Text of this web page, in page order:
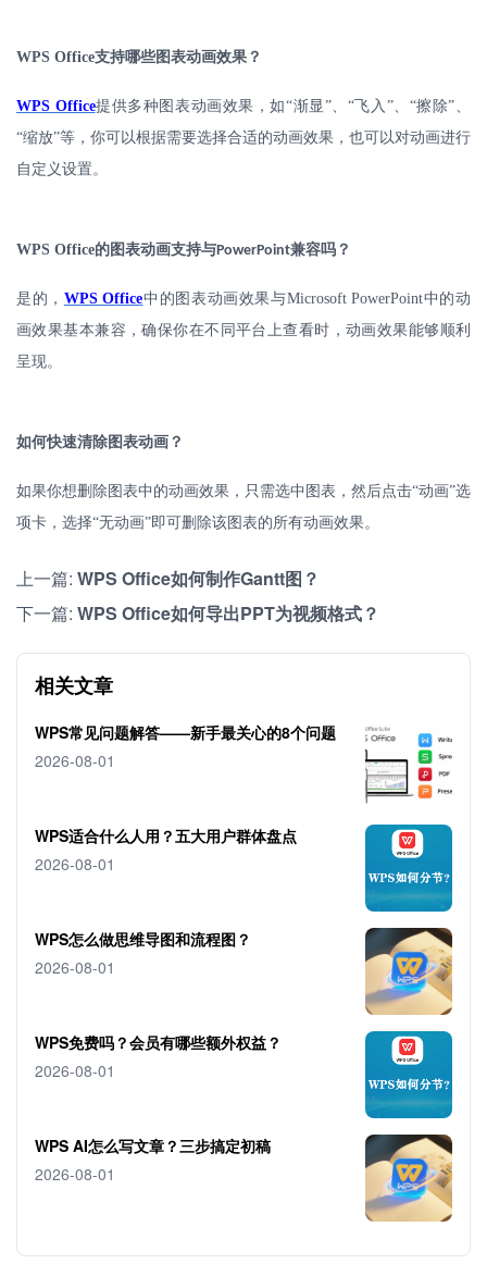
WPS Office支持哪些图表动画效果？
WPS Office提供多种图表动画效果，如“渐显”、“飞入”、“擦除”、
“缩放”等，你可以根据需要选择合适的动画效果，也可以对动画进行
自定义设置。
WPS Office的图表动画支持与PowerPoint兼容吗？
是的， WPS Office中的图表动画效果与Microsoft PowerPoint中的动
画效果基本兼容，确保你在不同平台上查看时，动画效果能够顺利
呈现。
如何快速清除图表动画？
如果你想删除图表中的动画效果，只需选中图表，然后点击“动画”选
项卡，选择“无动画”即可删除该图表的所有动画效果。
上一篇: WPS Office如何制作Gantt图？
下一篇: WPS Office如何导出PPT为视频格式？
相关文章
WPS常见问题解答——新手最关心的8个问题
2026-08-01
WPS适合什么人用？五大用户群体盘点
2026-08-01
WPS怎么做思维导图和流程图？
2026-08-01
WPS免费吗？会员有哪些额外权益？
2026-08-01
WPS AI怎么写文章？三步搞定初稿
2026-08-01